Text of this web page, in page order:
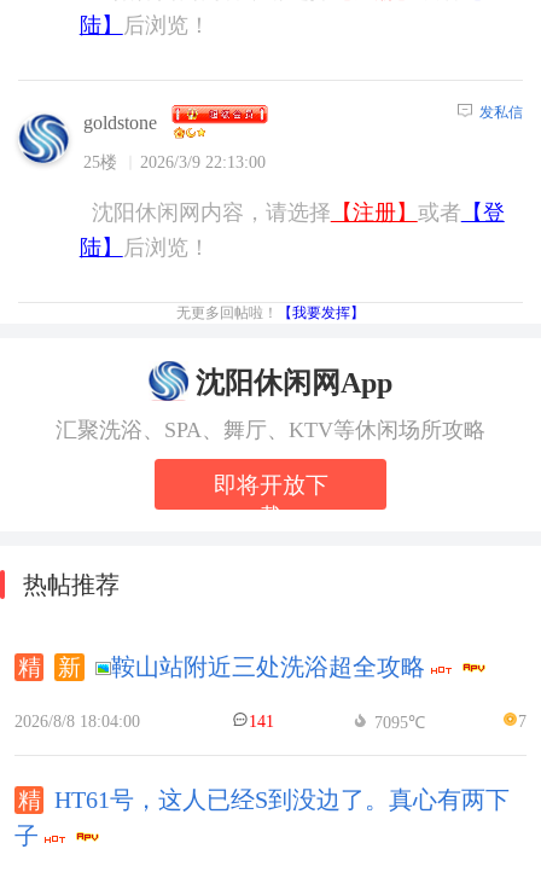
陆】
后浏览！
goldstone
25楼 2026/3/9 22:13:00
发私信
沈阳休闲网内容，请选择 【注册】 或者 【登
陆】
后浏览！
无更多回帖啦！ 【我要发挥】
沈阳休闲网App
汇聚洗浴、SPA、舞厅、KTV等休闲场所攻略
即将开放下
载
热帖推荐
鞍山站附近三处洗浴超全攻略
2026/8/8 18:04:00 141 7095℃ 7
HT61号，这人已经S到没边了。真心有两下
子